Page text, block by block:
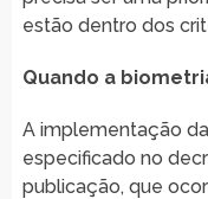
estão dentro dos
Quando a
A implementação
especificado no
publicação, que